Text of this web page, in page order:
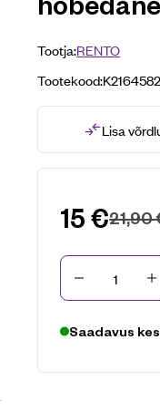
Tootja:RENTO
Tootekood:K2164582
Lisa
15€21,90
Kogus
Saadavus